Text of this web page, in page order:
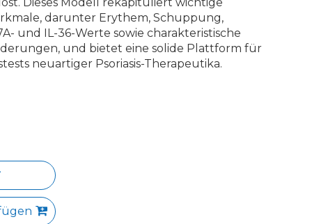
darunter Erythem, Schuppung,
und IL-36-Werte sowie charakteristische
und bietet eine solide Plattform für
neuartiger Psoriasis-Therapeutika.